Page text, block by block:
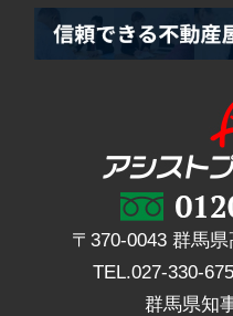
〒370-0043 群馬
TEL.027-330-
群馬県知